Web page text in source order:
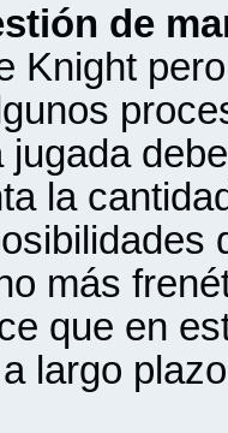
de
Knight
jugada
la
más
que en
largo